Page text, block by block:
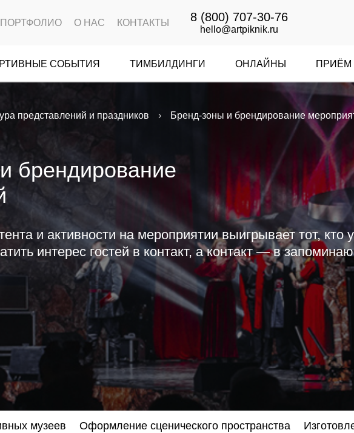
ПОРТФОЛИО О НАС КОНТАКТЫ 8 (800) 707-30-76
hello@artpiknik.ru
СОБЫТИЯ ТИМБИЛДИНГИ ОНЛАЙНЫ ПРИЁМ
представлений и праздников Бренд-зоны и брендирование
брендирование
и активности на мероприятии выигрывает тот,
интерес гостей в контакт, а контакт — в
музеев Оформление сценического пространства